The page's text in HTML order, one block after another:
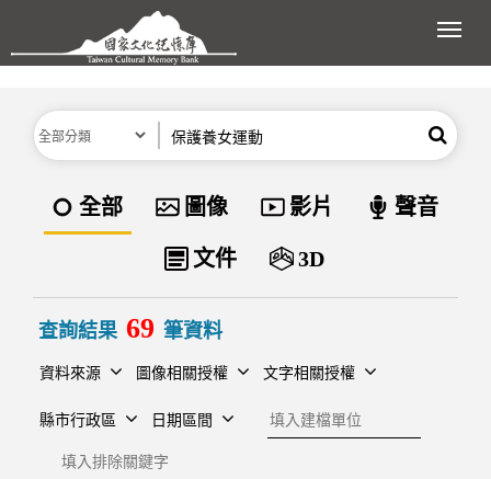
跳到主要內容區塊
展
分類 搜尋
資料類型
全部 圖像 影片 聲音
文件 3D
查詢結果 69 筆資料
資料來源 圖像相關授權 文字相關授權
縣市行政區 日期區間
建檔單位
排除關鍵字